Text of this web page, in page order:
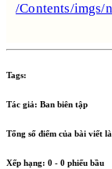
/Contents/imgs/
Tags:
Tác giả: Ban biên tập
Tổng số điểm của bài viết
Xếp hạng: 0 - 0 phiếu bầu